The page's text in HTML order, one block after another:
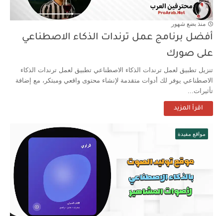
منذ بضع شهور
أفضل برنامج عمل ترندات الذكاء الاصطناعي
على صورك
تنزيل تطبيق لعمل ترندات الذكاء الاصطناعي تطبيق لعمل ترندات الذكاء
الاصطناعي يوفر لك أدوات متقدمة لإنشاء محتوى واقعي ومبتكر، مع إضافة
تأثيرات...
اقرأ المزيد
مواقع مفيدة